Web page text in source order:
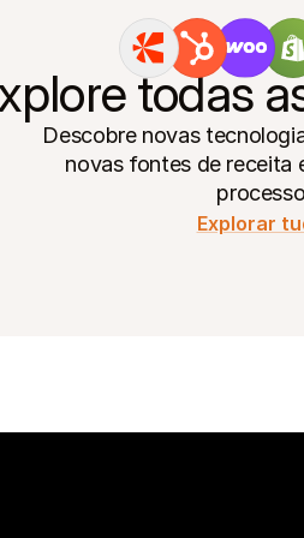
todas
Descobre novas
novas fontes de receita
Explorar